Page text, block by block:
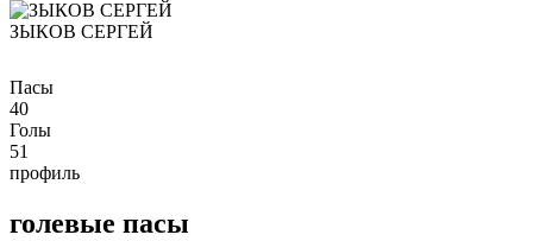
ЗЫКОВ СЕРГЕЙ
Пасы
40
Голы
51
профиль
голевые пасы